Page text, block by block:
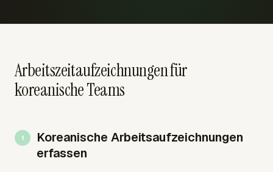
Arbeitszeitaufzeichnungen für
koreanische Teams
Koreanische Arbeitsaufzeichnungen
erfassen